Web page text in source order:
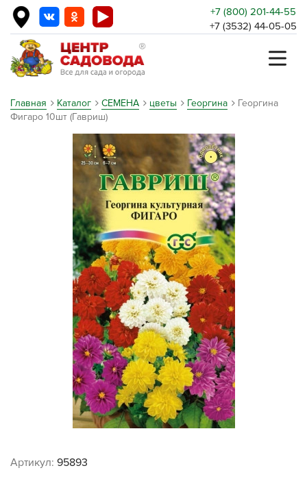
+7 (800) 201-44-55
+7 (3532) 44-05-05
Главная Каталог СЕМЕНА цветы Георгина
Георгина
Фигаро 10шт (Гавриш)
Артикул: 95893